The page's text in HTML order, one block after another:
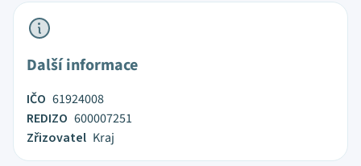
Další informace
IČO 61924008
REDIZO 600007251
Zřizovatel Kraj